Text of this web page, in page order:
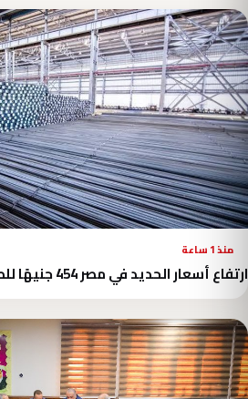
منذ 1 ساعة
ارتفاع أسعار الحديد في مصر 454 جنيهًا للطن اليوم الأحد